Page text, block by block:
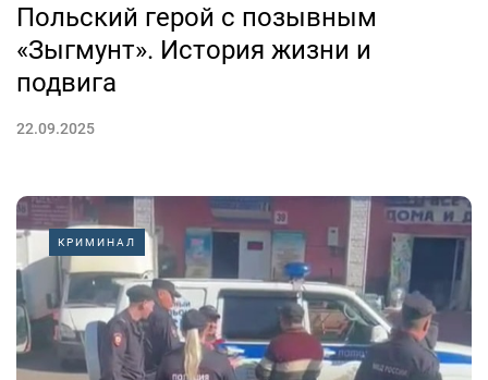
Польский герой с позывным
«Зыгмунт». История жизни и
подвига
22.09.2025
КРИМИНАЛ